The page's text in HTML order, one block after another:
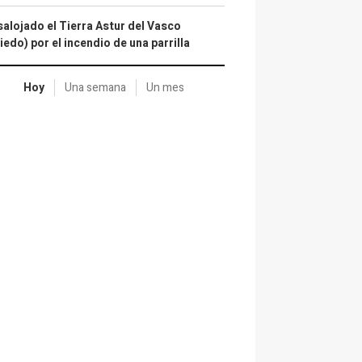
el Tierra Astur del Vasco
por el incendio de una parrilla
Hoy Una semana Un mes